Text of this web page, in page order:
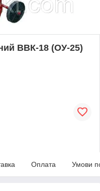
ВВК-18 (ОУ-25)
Оплата Умови